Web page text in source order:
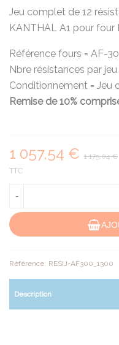
Jeu complet de 12
KANTHAL A1 pour four
Référence fours = AF-
Nbre résistances par
Conditionnement = Jeu
Remise de 10%
1 057,54 € 1 175,04 €
TTC
-
Référence: RESIJ-AF300_1300
Description